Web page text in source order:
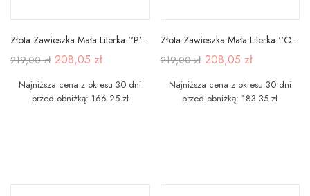
Złota Zawieszka Mała Literka ''P'' pr 585
219,00 zł 208,05 zł
Najniższa cena z okresu 30 dni
przed obniżką: 166.25 zł
Złota Zawieszka Mała Literka ''O'' pr 585
219,00 zł 208,05 zł
Najniższa cena z okresu 30 dni
przed obniżką: 183.35 zł